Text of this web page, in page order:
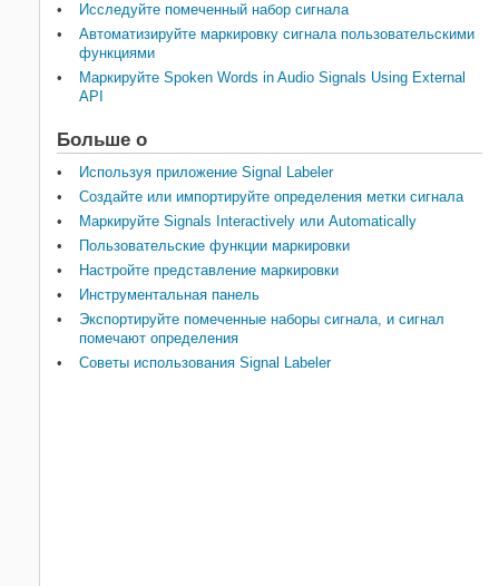
Исследуйте помеченный набор сигнала
Автоматизируйте маркировку сигнала пользовательскими
функциями
Маркируйте Spoken Words in Audio Signals Using External
API
Больше о
Используя приложение Signal Labeler
Создайте или импортируйте определения метки сигнала
Маркируйте Signals Interactively или Automatically
Пользовательские функции маркировки
Настройте представление маркировки
Инструментальная панель
Экспортируйте помеченные наборы сигнала, и сигнал
помечают определения
Советы использования Signal Labeler